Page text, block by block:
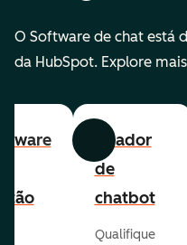
O Software de chat está
da HubSpot. Explore
Anterior Avançar
Criador
de
chatbot
Qualifique